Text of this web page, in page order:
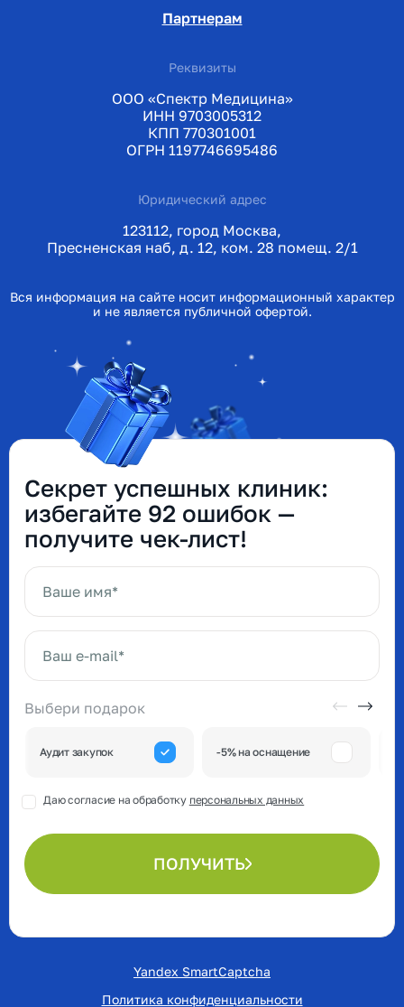
Партнерам
Реквизиты
ООО «Спектр Медицина»
ИНН 9703005312
КПП 770301001
ОГРН 1197746695486
Юридический адрес
123112, город Москва,
Пресненская наб, д. 12, ком. 28 помещ. 2/1
Вся информация на сайте носит информационный характер
и не является публичной офертой.
Секрет успешных клиник:
избегайте 92 ошибок —
получите чек-лист!
Выбери подарок
Аудит закупок -5% на оснащение
Даю согласие на обработку персональных данных
ПОЛУЧИТЬ
Yandex SmartCaptcha
Политика конфиденциальности